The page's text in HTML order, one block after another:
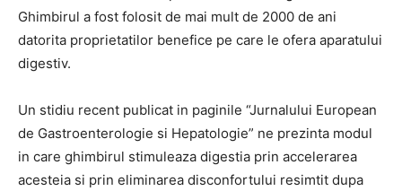
Ghimbirul a fost folosit de mai mult de 2000 de ani
datorita proprietatilor benefice pe care le ofera aparatului
digestiv.
Un stidiu recent publicat in paginile “Jurnalului European
de Gastroenterologie si Hepatologie” ne prezinta modul
in care ghimbirul stimuleaza digestia prin accelerarea
acesteia si prin eliminarea disconfortului resimtit dupa